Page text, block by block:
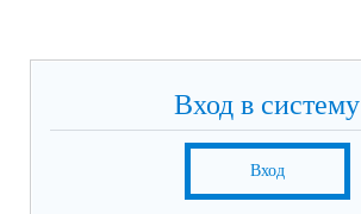
Вход в систему
Вход